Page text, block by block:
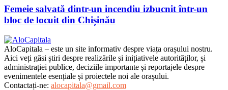
Femeie salvată dintr-un incendiu izbucnit într-un
bloc de locuit din Chișinău
AloCapitala – este un site informativ despre viața orașului nostru.
Aici veți găsi știri despre realizările și inițiativele autorităților, și
administrației publice, deciziile importante și reportajele despre
evenimentele esențiale și proiectele noi ale orașului.
Contactați-ne: alocapitala@gmail.com